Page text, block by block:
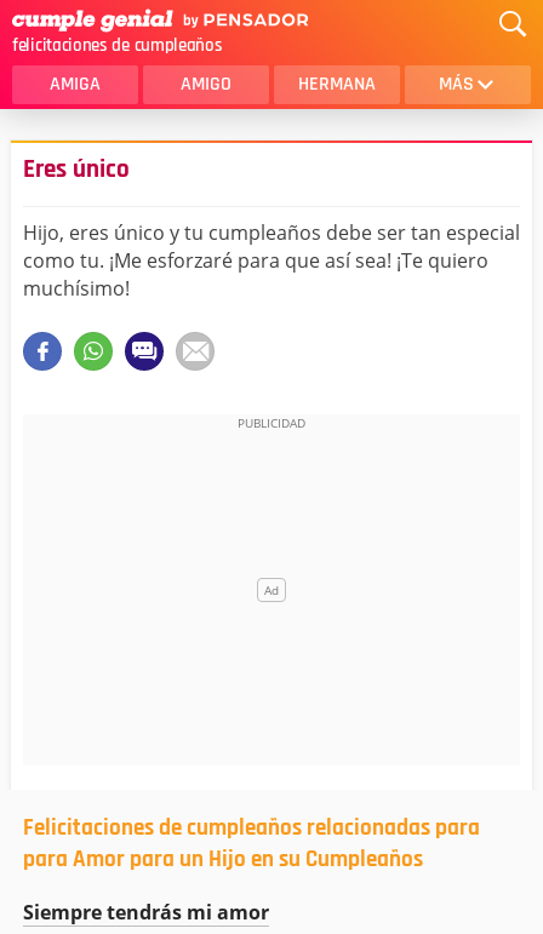
felicitaciones de cumpleaños
AMIGA AMIGO HERMANA MÁS
MAMA
AMOR
SOBRINA
HIJA
HERMANO
NOVIA
Eres único
Hijo, eres único y tu cumpleaños debe ser tan especial
como tu. ¡Me esforzaré para que así sea! ¡Te quiero
muchísimo!
Felicitaciones de cumpleaños relacionadas para
para Amor para un Hijo en su Cumpleaños
Siempre tendrás mi amor